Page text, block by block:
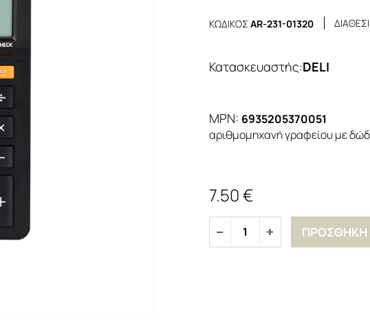
ΚΩΔΙΚΟΣAR-231-01320
Κατασκευαστής:DELI
MPN: 6935205370051
αριθμομηχανή γραφείου με
7.50 €
1 ΠΡΟΣΘΗΚΗ